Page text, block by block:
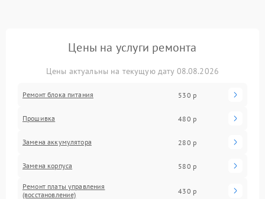
Цены на услуги ремонта
Цены актуальны на текущую дату 08.08.2026
Ремонт блока питания 530 р
Прошивка 480 р
Замена аккумулятора 280 р
Замена корпуса 580 р
Ремонт платы управления
(восстановление)
430 р